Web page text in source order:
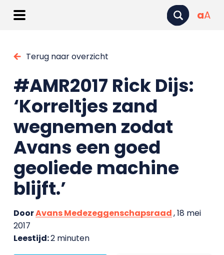
aA
Terug naar overzicht
#AMR2017 Rick Dijs:
‘Korreltjes zand
wegnemen zodat
Avans een goed
geoliede machine
blijft.’
DoorAvans Medezeggenschapsraad, 18 mei
2017
Leestijd:2 minuten